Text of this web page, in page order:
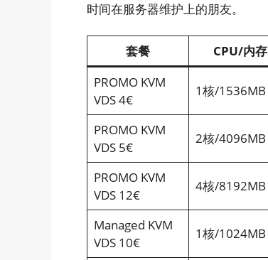
时间在服务器维护上的朋友。
套餐 CPU/内存
PROMO KVM
VDS 4€
1核/1536MB
PROMO KVM
VDS 5€
2核/4096MB
PROMO KVM
VDS 12€
4核/8192MB
Managed KVM
VDS 10€
1核/1024MB